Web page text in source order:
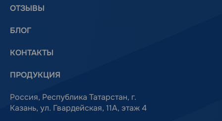
ОТЗЫВЫ
БЛОГ
КОНТАКТЫ
ПРОДУКЦИЯ
Россия, Республика Татарстан, г.
Казань, ул. Гвардейская, 11А, этаж 4